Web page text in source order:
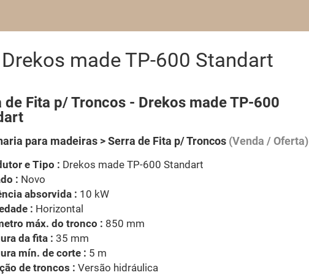
made TP-600 Standart
de Fita p/ Troncos - Drekos made TP-600
para madeiras > Serra de Fita p/ Troncos (Venda / Oferta)
e Tipo : Drekos made TP-600 Standart
: Novo
absorvida : 10 kW
: Horizontal
máx. do tronco : 850 mm
da fita : 35 mm
mín. de corte : 5 m
de troncos : Versão hidráulica